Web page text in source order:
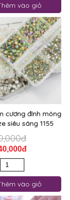
vào giỏ
cương đính móng
siêu sáng 1155
vào giỏ